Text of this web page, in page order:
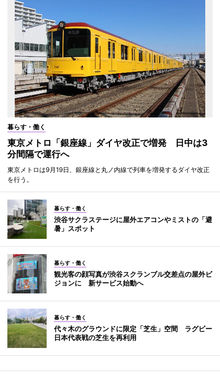
暮らす・働く
東京メトロ「銀座線」ダイヤ改正で増発 日中は3
分間隔で運行へ
東京メトロは9月19日、銀座線と丸ノ内線で列車を増発するダイヤ改正
を行う。
暮らす・働く
渋谷サクラステージに屋外エアコンやミストの「避
暑」スポット
暮らす・働く
観光客の顔写真が渋谷スクランブル交差点の屋外ビ
ジョンに 新サービス始動へ
暮らす・働く
代々木のグラウンドに限定「芝生」空間 ラグビー
日本代表戦の芝生を再利用